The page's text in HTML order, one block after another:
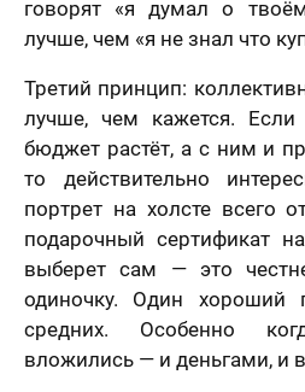
говорят «я думал о
лучше, чем «я не знал что
Третий принцип:
лучше, чем кажется.
бюджет растёт, а с ним и
то действительно
портрет на холсте всего
подарочный сертификат
выберет сам — это
одиночку. Один хороший
средних. Особенно
вложились — и деньгами, и
Ваш номер телефона
свои данные, я
конфиденциальности
Нажимая кнопку «Заказать
согласие на обработку
На свадьбу
В течение
недели
В течение 1-3
недель
В течение
месяца
Пока не знаю
1 лицо
40 х 50 см
50 х 70 см
кнопку
и
свои
я
с
кнопку
я даю
моих
Ваш номер телефона*
Оставить